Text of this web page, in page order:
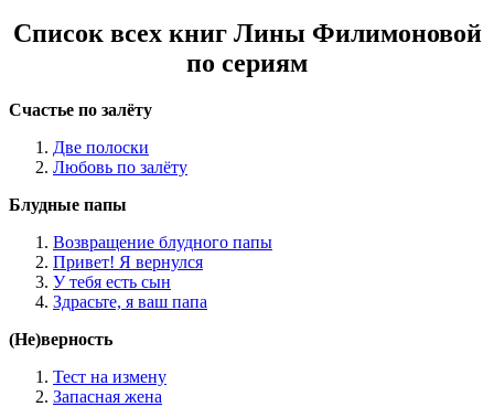
Список всех книг Лины Филимоновой
по сериям
Счастье по залёту
Две полоски
Любовь по залёту
Блудные папы
Возвращение блудного папы
Привет! Я вернулся
У тебя есть сын
Здрасьте, я ваш папа
(Не)верность
Тест на измену
Запасная жена